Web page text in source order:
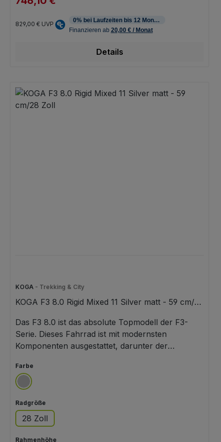
829,00 € UVP
Details
KOGA - Trekking & City
KOGA F3 8.0 Rigid Mixed 11 Silver matt - 59 cm/28
Das F3 8.0 ist das absolute Topmodell der F3-
Serie. Dieses Fahrrad ist mit modernsten
Komponenten ausgestattet, darunter der
von Gates und die Shimano Alfine-
Nabenschaltung. Das F3 8.0 besticht durch seine
und unsichtbaren Schweißnähte. Dies ist das
Fahrrad deiner Träume. Entdecke in deiner
Freizeit noch mehr in deiner Umgebung auf
Farbe
silber
Radgröße
28 Zoll
Rahmenhöhe